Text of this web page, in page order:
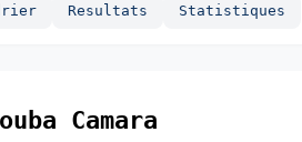
Resultats Statistiques
Camara